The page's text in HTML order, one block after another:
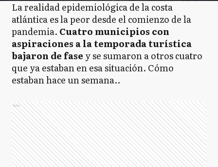
La realidad epidemiológica de la costa
atlántica es la peor desde el comienzo de la
pandemia. Cuatro municipios con
aspiraciones a la temporada turística
bajaron de fase y se sumaron a otros cuatro
que ya estaban en esa situación. Cómo
estaban hace un semana..
Ads